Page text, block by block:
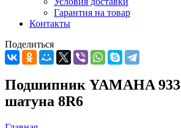
Гарантия на товар
Контакты
Поделиться
Подшипник YAMAHA
шатуна 8R6